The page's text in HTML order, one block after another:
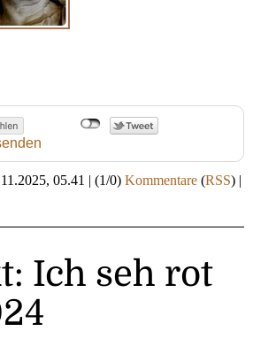
05.41 | (1/0) Kommentare (RSS) |
Ich seh rot